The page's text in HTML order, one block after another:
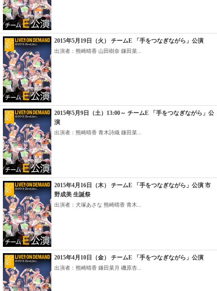
2015年5月19日（火） チームE 「手をつなぎながら」公演
出演者：熊崎晴香 山田樹奈 鎌田菜...
2015年5月9日（土）13:00～ チームE 「手をつなぎながら」公
演
出演者：熊崎晴香 青木詩織 鎌田菜...
2015年4月16日（木） チームE 「手をつなぎながら」公演 市
野成美 生誕祭
出演者：犬塚あさな 熊崎晴香 青木...
2015年4月10日（金） チームE 「手をつなぎながら」公演
出演者：熊崎晴香 鎌田菜月 磯原杏...